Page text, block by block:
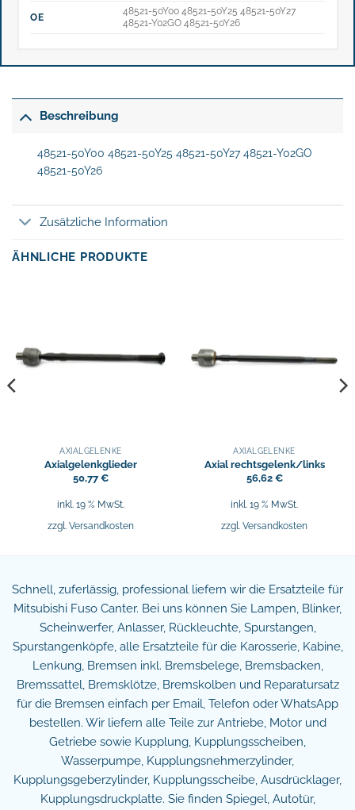
OE
48521-50Y00 48521-50Y25 48521-50Y27
48521-Y02GO 48521-50Y26
Beschreibung
48521-50Y00 48521-50Y25 48521-50Y27 48521-Y02GO
48521-50Y26
Zusätzliche Information
ÄHNLICHE PRODUKTE
AXIALGELENKE
Axialgelenkglieder
50,77€
inkl. 19 % MwSt.
zzgl. Versandkosten
AXIALGELENKE
Axial rechtsgelenk/links
56,62 €
inkl. 19 % MwSt.
zzgl. Versandkosten
Schnell, zuferlässig, professional liefern wir die Ersatzteile für
Mitsubishi Fuso Canter. Bei uns können Sie Lampen, Blinker,
Scheinwerfer, Anlasser, Rückleuchte, Spurstangen,
Spurstangenköpfe, alle Ersatzteile für die Karosserie, Kabine,
Lenkung, Bremsen inkl. Bremsbelege, Bremsbacken,
Bremssattel, Bremsklötze, Bremskolben und Reparatursatz
für die Bremsen einfach per Email, Telefon oder WhatsApp
bestellen. Wir liefern alle Teile zur Antriebe, Motor und
Getriebe sowie Kupplung, Kupplungsscheiben,
Wasserpumpe, Kupplungsnehmerzylinder,
Kupplungsgeberzylinder, Kupplungsscheibe, Ausdrücklager,
Kupplungsdruckplatte. Sie finden Spiegel, Autotür,